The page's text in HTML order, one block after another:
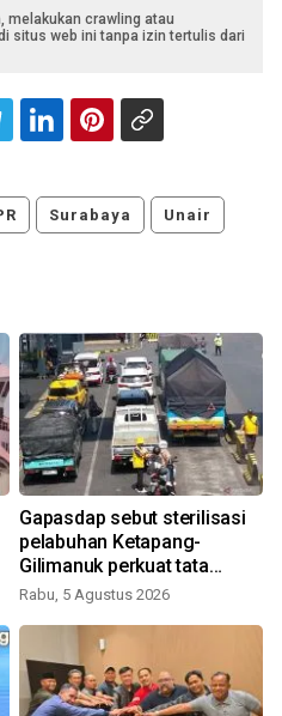
melakukan crawling atau
situs web ini tanpa izin tertulis dari
Surabaya Unair
Gapasdap sebut sterilisasi
pelabuhan Ketapang-
Gilimanuk perkuat tata
kelola
Rabu, 5 Agustus 2026